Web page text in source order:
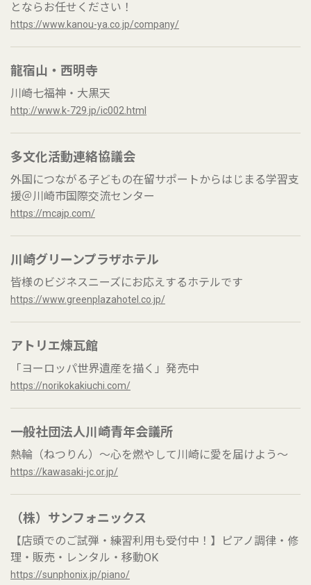
とならお任せください！
https://www.kanou-ya.co.jp/company/
龍宿山・西明寺
川崎七福神・大黒天
http://www.k-729.jp/ic002.html
多文化活動連絡協議会
外国につながる子どもの在留サポートからはじまる学習支
援＠川崎市国際交流センター
https://mcajp.com/
川崎グリーンプラザホテル
皆様のビジネスニーズにお応えするホテルです
https://www.greenplazahotel.co.jp/
アトリエ煉瓦館
「ヨーロッパ世界遺産を描く」発売中
https://norikokakiuchi.com/
一般社団法人川崎青年会議所
熱輪（ねつりん）～心を燃やして川崎に愛を届けよう～
https://kawasaki-jc.or.jp/
（株）サンフォニックス
【店頭でのご試弾・練習利用も受付中！】ピアノ調律・修
理・販売・レンタル・移動OK
https://sunphonix.jp/piano/